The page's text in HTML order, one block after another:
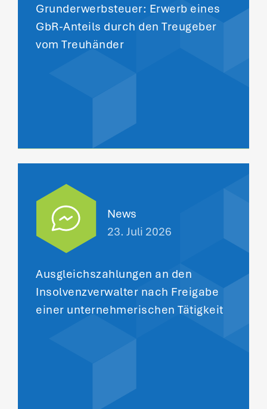
Grunderwerbsteuer: Erwerb eines
GbR-Anteils durch den Treugeber
vom Treuhänder
News
23. Juli 2026
Ausgleichszahlungen an den
Insolvenzverwalter nach Freigabe
einer unternehmerischen Tätigkeit